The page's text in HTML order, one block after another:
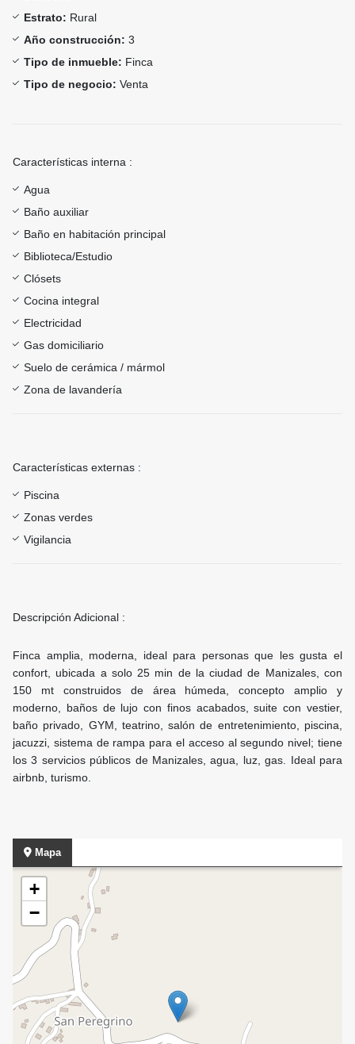
Estrato: Rural
Año construcción: 3
Tipo de inmueble: Finca
Tipo de negocio: Venta
Características interna :
Agua
Baño auxiliar
Baño en habitación principal
Biblioteca/Estudio
Clósets
Cocina integral
Electricidad
Gas domiciliario
Suelo de cerámica / mármol
Zona de lavandería
Características externas :
Piscina
Zonas verdes
Vigilancia
Descripción Adicional :
Finca amplia, moderna, ideal para personas que les gusta el
confort, ubicada a solo 25 min de la ciudad de Manizales, con
150 mt construidos de área húmeda, concepto amplio y
moderno, baños de lujo con finos acabados, suite con vestier,
baño privado, GYM, teatrino, salón de entretenimiento, piscina,
jacuzzi, sistema de rampa para el acceso al segundo nivel; tiene
los 3 servicios públicos de Manizales, agua, luz, gas. Ideal para
airbnb, turismo.
Mapa
+
−